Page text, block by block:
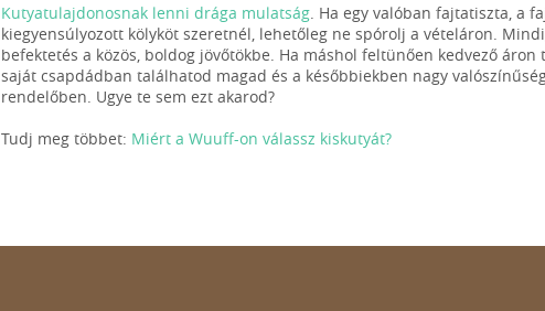
Kutyatulajdonosnak lenni drága mulatság. Ha egy valóban fajtatiszta, a
kiegyensúlyozott kölyköt szeretnél, lehetőleg ne spórolj a vételáron.
befektetés a közös, boldog jövőtökbe. Ha máshol feltünően kedvező
saját csapdádban találhatod magad és a későbbiekben nagy
rendelőben. Ugye te sem ezt akarod?
Tudj meg többet: Miért a Wuuff-on válassz kiskutyát?